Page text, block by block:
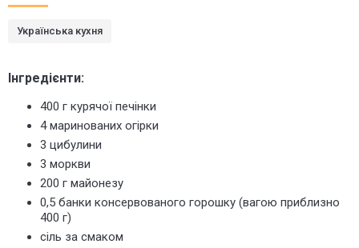
Українська кухня
Інгредієнти:
400 г курячої печінки
4 маринованих огірки
3 цибулини
3 моркви
200 г майонезу
0,5 банки консервованого горошку (вагою приблизно
400 г)
сіль за смаком